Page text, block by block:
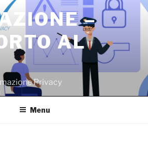
–
AL
Privacy
Menu